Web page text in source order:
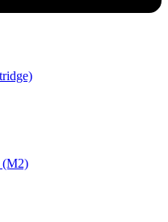
(M2)